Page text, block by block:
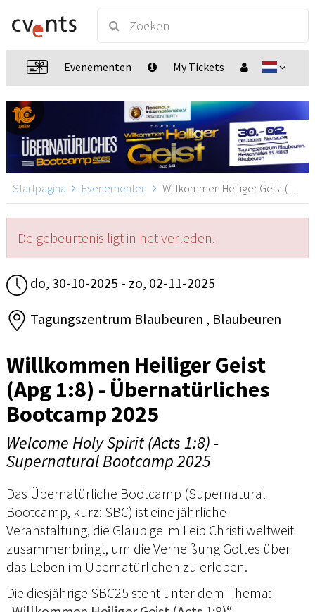
Evenementen My Tickets
Startpagina Evenementen Willkommen Heiliger Geist (Apg 1:8) - Übernatürliches Bootcamp 2025, Blaubeuren
De gebeurtenis ligt in het verleden.
do, 30-10-2025 - zo, 02-11-2025
Tagungszentrum Blaubeuren , Blaubeuren
Willkommen Heiliger Geist
(Apg 1:8) - Übernatürliches
Bootcamp 2025
Welcome Holy Spirit (Acts 1:8) -
Supernatural Bootcamp 2025
Das Übernatürliche Bootcamp (Supernatural
Bootcamp, kurz: SBC) ist eine jährliche
Veranstaltung, die Gläubige im Leib Christi weltweit
zusammenbringt, um die Verheißung Gottes über
das Leben im Übernatürlichen zu erleben.
Die diesjährige SBC25 steht unter dem Thema: